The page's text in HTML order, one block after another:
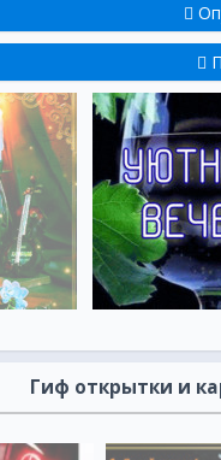
Гиф открытки и